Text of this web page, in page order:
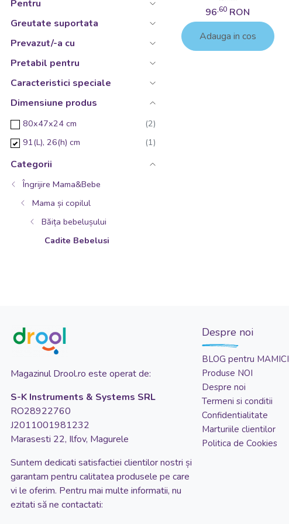
Pentru
Greutate suportata
Prevazut/-a cu
Pretabil pentru
Caracteristici speciale
Dimensiune produs
80x47x24 cm
91(L), 26(h) cm
Categorii
Îngrijire Mama&Bebe
Mama și copilul
Băița bebelușului
Cadite Bebelusi
96,60 RON
Adauga in cos
Magazinul Drool.ro este operat de:
S-K Instruments & Systems SRL
RO28922760
J2011001981232
Marasesti 22, Ilfov, Magurele
Suntem dedicati satisfactiei clientilor nostri și
garantam pentru calitatea produsele pe care
vi le oferim. Pentru mai multe informatii, nu
ezitati să ne contactati:
Despre noi
BLOG pentru MAMICI
Produse NOI
Despre noi
Termeni si conditii
Confidentialitate
Marturiile clientilor
Politica de Cookies